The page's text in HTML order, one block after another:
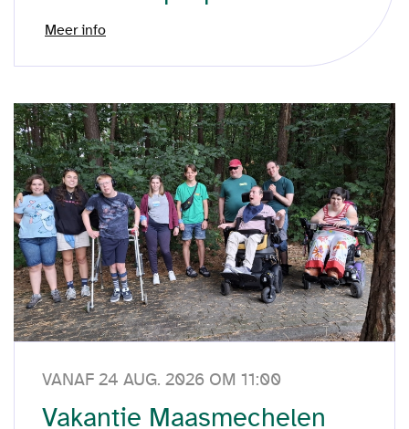
Meer info
VANAF 24 AUG. 2026 OM 11:00
Vakantie Maasmechelen